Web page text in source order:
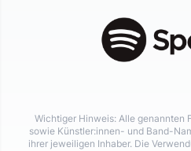
Wichtiger Hinweis: Alle genannten
sowie Künstler:innen- und Band-
ihrer jeweiligen Inhaber. Die